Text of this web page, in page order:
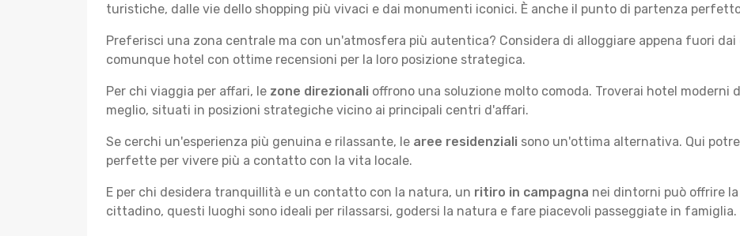
turistiche, dalle vie dello shopping più vivaci e dai monumenti iconici. È anche il punto di partenza
Preferisci una zona centrale ma con un'atmosfera più autentica? Considera di alloggiare appena fuori
comunque hotel con ottime recensioni per la loro posizione strategica.
Per chi viaggia per affari, le zone direzionali offrono una soluzione molto comoda. Troverai hotel
meglio, situati in posizioni strategiche vicino ai principali centri d'affari.
Se cerchi un'esperienza più genuina e rilassante, le aree residenziali sono un'ottima alternativa. Qui
perfette per vivere più a contatto con la vita locale.
E per chi desidera tranquillità e un contatto con la natura, un ritiro in campagna nei dintorni può offrire
cittadino, questi luoghi sono ideali per rilassarsi, godersi la natura e fare piacevoli passeggiate in famiglia.